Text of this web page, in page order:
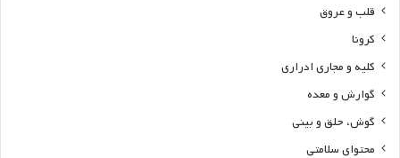
قلب و عروق
کرونا
کلیه و مجاری ادراری
گوارش و معده
گوش، حلق و بینی
محتوای سلامتی